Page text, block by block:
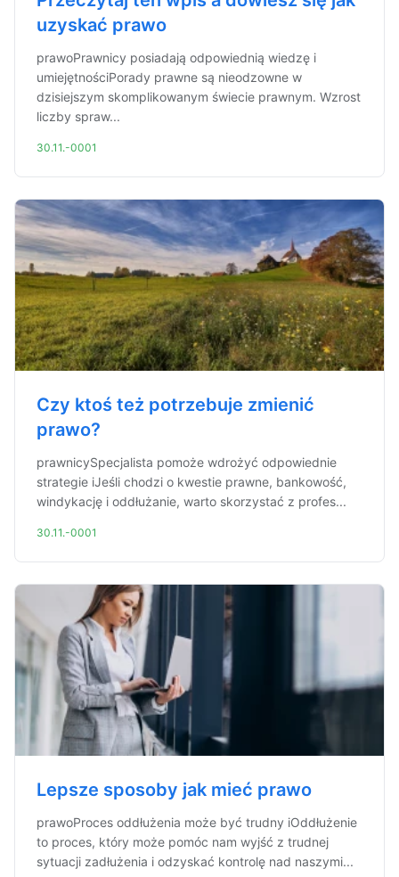
uzyskać prawo
prawoPrawnicy posiadają odpowiednią wiedzę i
umiejętnościPorady prawne są nieodzowne w
dzisiejszym skomplikowanym świecie prawnym. Wzrost
liczby spraw...
30.11.-0001
Czy ktoś też potrzebuje zmienić
prawo?
prawnicySpecjalista pomoże wdrożyć odpowiednie
strategie iJeśli chodzi o kwestie prawne, bankowość,
windykację i oddłużanie, warto skorzystać z profes...
30.11.-0001
Lepsze sposoby jak mieć prawo
prawoProces oddłużenia może być trudny iOddłużenie
to proces, który może pomóc nam wyjść z trudnej
sytuacji zadłużenia i odzyskać kontrolę nad naszymi...